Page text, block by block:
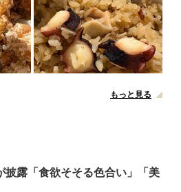
もっと見る
披露「食欲そそる色合い」「美